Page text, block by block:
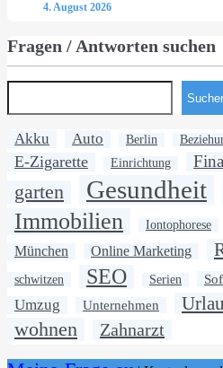
4. August 2026
Fragen / Antworten suchen
Akku Auto Berlin
E-Zigarette
Einrichtung
garten Gesundheit
Immobilien Iontophorese
München Online Marketing
schwitzen SEO Serien
Umzug Unternehmen
wohnen Zahnarzt